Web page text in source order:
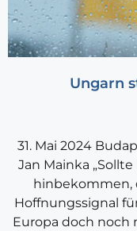
Ungarn
31. Mai 2024
Jan Mainka
hinbekommen,
Hoffnungssignal
Europa doch noch